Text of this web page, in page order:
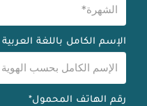
الإسم الكامل باللغة العربية
رقم الهاتف المحمول*